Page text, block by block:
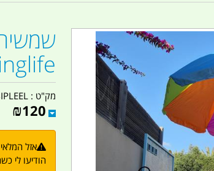
מק"ט :
₪120
אזל המלאי
הודיעו לי